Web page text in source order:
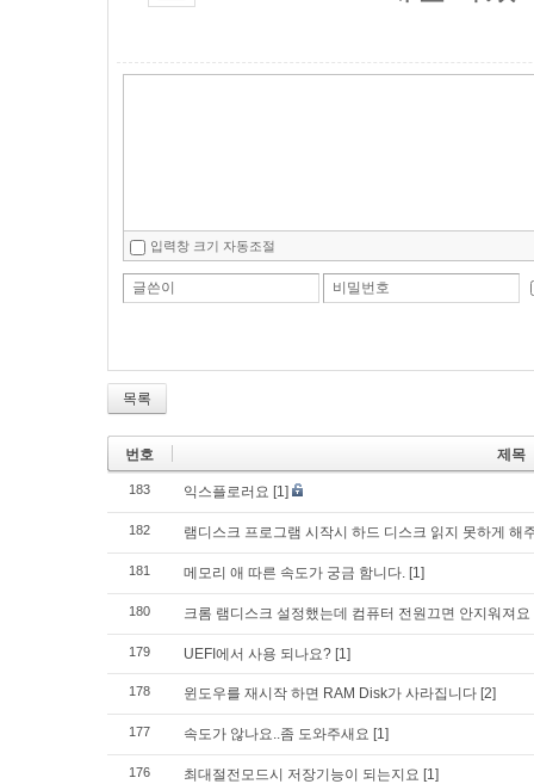
입력창 크기 자동조절
글쓴이 비밀번호
목록
번호 제목
183 익스플로러요 [1]
182 램디스크 프로그램 시작시 하드 디스크 읽지 못하게 해
181 메모리 애 따른 속도가 궁금 함니다. [1]
180 크롬 램디스크 설정했는데 컴퓨터 전원끄면 안지워져요
179 UEFI에서 사용 되나요? [1]
178 윈도우를 재시작 하면 RAM Disk가 사라집니다 [2]
177 속도가 않나요..좀 도와주새요 [1]
176 최대절전모드시 저장기능이 되는지요 [1]